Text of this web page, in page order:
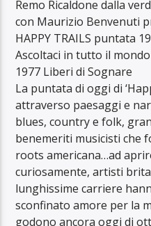
Remo Ricaldone dalla
con Maurizio Benvenuti
HAPPY TRAILS puntata
Ascoltaci in tutto il
1977 Liberi di Sognare
La puntata di oggi di
attraverso paesaggi e
blues, country e folk,
benemeriti musicisti che
roots americana…ad
curiosamente, artisti
lunghissime carriere
sconfinato amore per la
godono ancora oggi di